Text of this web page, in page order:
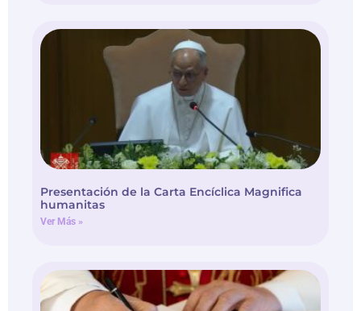
Presentación de la Carta Encíclica Magnifica
humanitas
Ver Más »